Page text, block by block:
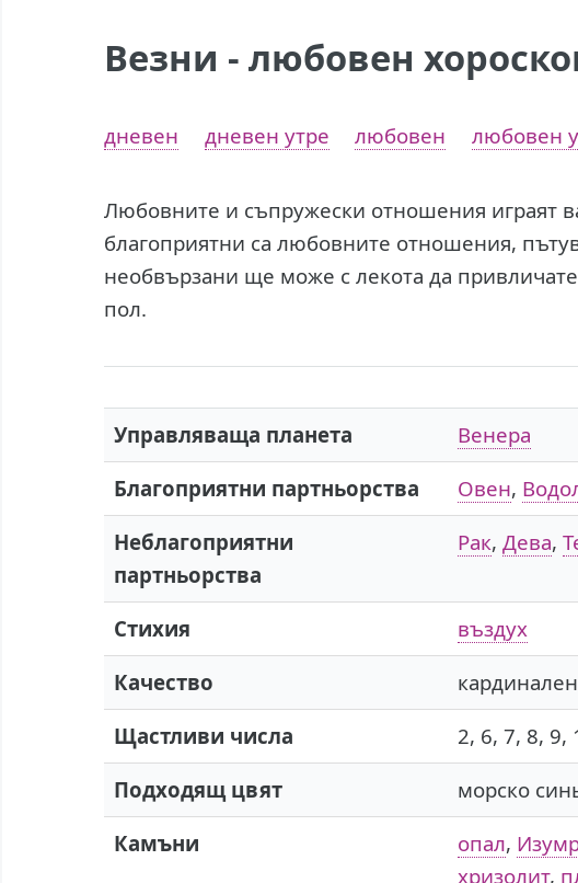
Везни - любовен
дневен дневен утре любовен любовен
Любовните и съпружески отношения играят
благоприятни са любовните отношения,
необвързани ще може с лекота да
пол.
Управляваща планета
Венера
Благоприятни партньорства
Овен,
Неблагоприятни
партньорства
Рак,Дева,
Стихия
въздух
Качество
кардинален
Щастливи числа
2, 6, 7, 8, 9,
Подходящ цвят
морско
Камъни
опал,
хризолит,